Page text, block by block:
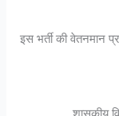
इस भर्ती की वेतनमान